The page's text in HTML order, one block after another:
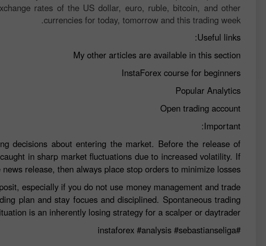
rates of the US dollar, euro, ruble, bitcoin, and other
currencies for today, tomorrow and this trading week.
Useful links:
My other articles are available in this section
InstaForex course for beginners
Popular Analytics
Open trading account
Important:
decisions about entering the market. Before the release of
in sharp market fluctuations due to increased volatility. If
release, then always place stop orders to minimize losses.
especially if you do not use money management and trade
plan and stay focues and disciplined. Spontaneous trading
is an inherently losing strategy for a scalper or daytrader.
#instaforex
#analysis #sebastianseliga